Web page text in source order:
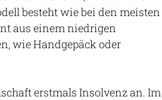
besteht wie bei den meisten
aus einem niedrigen
wie Handgepäck oder
erstmals Insolvenz an. Im